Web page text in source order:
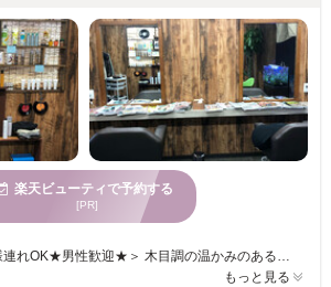
楽天ビューティで予約する
[PR]
＜予約OK★＞＜お子様連れOK★男性歓迎★＞ 木目調の温かみのある落ち着いた雰囲気の店内◎ 水槽やグリーンをアクセントにこだわりの空間でゆったりとくつろぎの時間を過ごせます☆ ＜駐車場も完備！＞お車をご利用の方でもお気軽にご来店いただけます。 カウンセリングから仕上げまでひとりのスタイリストが担当。 フレンドリーに髪や頭皮の悩みなど何でも相談できます トリートメントやヘッドスパなどで髪質や頭皮環境も整えてキレイな髪へ導きます♪ ご来店お待ちしております！
もっと見る